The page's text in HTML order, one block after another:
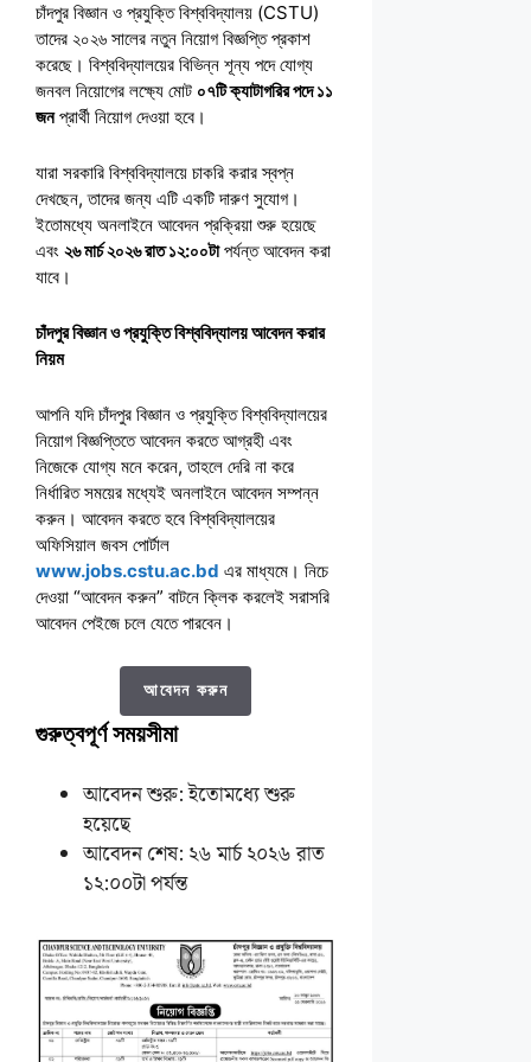
চাঁদপুর বিজ্ঞান ও প্রযুক্তি বিশ্ববিদ্যালয় (CSTU)
তাদের ২০২৬ সালের নতুন নিয়োগ বিজ্ঞপ্তি প্রকাশ
করেছে। বিশ্ববিদ্যালয়ের বিভিন্ন শূন্য পদে যোগ্য
জনবল নিয়োগের লক্ষ্যে মোট ০৭টি ক্যাটাগরির পদে ১১
জনপ্রার্থী নিয়োগ দেওয়া হবে।
যারা সরকারি বিশ্ববিদ্যালয়ে চাকরি করার স্বপ্ন
দেখছেন, তাদের জন্য এটি একটি দারুণ সুযোগ।
ইতোমধ্যে অনলাইনে আবেদন প্রক্রিয়া শুরু হয়েছে
এবং ২৬ মার্চ ২০২৬ রাত ১২:০০টাপর্যন্ত আবেদন করা
যাবে।
চাঁদপুর বিজ্ঞান ও প্রযুক্তি বিশ্ববিদ্যালয় আবেদন করার
নিয়ম
আপনি যদি চাঁদপুর বিজ্ঞান ও প্রযুক্তি বিশ্ববিদ্যালয়ের
নিয়োগ বিজ্ঞপ্তিতে আবেদন করতে আগ্রহী এবং
নিজেকে যোগ্য মনে করেন, তাহলে দেরি না করে
নির্ধারিত সময়ের মধ্যেই অনলাইনে আবেদন সম্পন্ন
করুন। আবেদন করতে হবে বিশ্ববিদ্যালয়ের
অফিসিয়াল জবস পোর্টাল
www.jobs.cstu.ac.bd এর মাধ্যমে। নিচে
দেওয়া “আবেদন করুন” বাটনে ক্লিক করলেই সরাসরি
আবেদন পেইজে চলে যেতে পারবেন।
আবেদন করুন
গুরুত্বপূর্ণ সময়সীমা
আবেদন শুরু: ইতোমধ্যে শুরু
হয়েছে
আবেদন শেষ: ২৬ মার্চ ২০২৬ রাত
১২:০০টা পর্যন্ত